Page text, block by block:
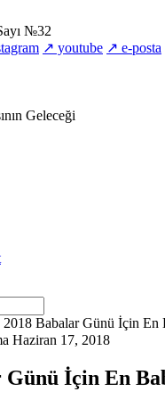
№32
↗ youtube ↗ e-posta
Geleceği
2018 Babalar Günü İçin En
Haziran 17, 2018
Günü İçin En